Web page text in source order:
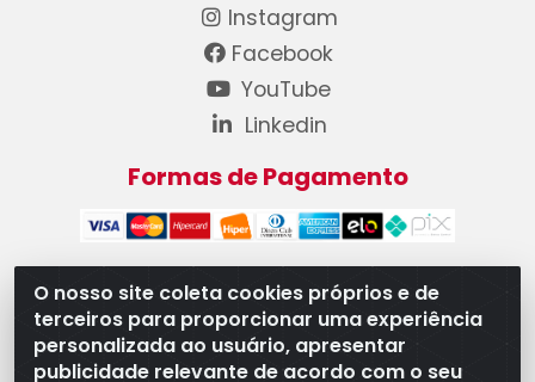
O nosso site coleta cookies próprios e de
terceiros para proporcionar uma experiência
personalizada ao usuário, apresentar
publicidade relevante de acordo com o seu
Instagram
Facebook
YouTube
Linkedin
Formas de Pagamento
WB Componentes Automotivos LTDA - CNPJ
08.528.393/0001-12 - Rua do Níquel, 667 - Parque
Oeste Industrial, Goiânia/GO - CEP 74375-660